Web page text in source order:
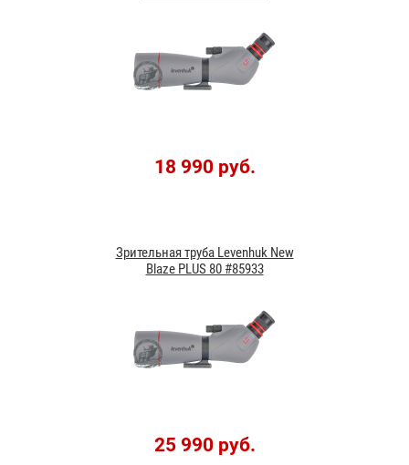
18 990 руб.
Зрительная труба Levenhuk New
Blaze PLUS 80 #85933
25 990 руб.